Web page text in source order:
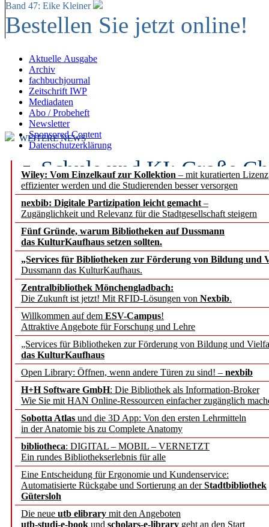
Band 47: Eike Kleiner
Bestellen Sie jetzt online!
Aktuelle Ausgabe
Archiv
fachbuchjournal
Zeitschrift IWP
Mediadaten
Abo / Probeheft
Newsletter
Sponsored Content
Datenschutzerklärung
Wiley: Vom Einzelkauf zur Kollektion – mit kuratierten
effizienter werden und die Studierenden besser versorgen
nexbib: Digitale Partizipation leicht gemacht –
Zugänglichkeit und Relevanz für die Stadtgesellschaft steigern
Fünf Gründe, warum Bibliotheken auf Dussmann
das KulturKaufhaus setzen sollten.
„Services für Bibliotheken zur Förderung von Bildung und
Dussmann das KulturKaufhaus.
Zentralbibliothek Mönchengladbach:
Die Zukunft ist jetzt! Mit RFID-Lösungen von Nexbib.
Willkommen auf dem ESV-Campus!
Attraktive Angebote für Forschung und Lehre
„Services für Bibliotheken zur Förderung von Bildung und
das KulturKaufhaus
Open Library: Öffnen, wenn andere Türen zu sind! – nexbib
H+H Software GmbH: Die Bibliothek als Information-Broker
Wie Sie mit HAN Online-Ressourcen einfacher zugänglich
Sobotta Atlas und die 3D App: Von den ersten Lehrmitteln
in der Anatomie bis zu Complete Anatomy
bibliotheca: DIGITAL – MOBIL – VERNETZT
Ein rundes Bibliothekserlebnis für alle
Eine Entscheidung für Ergonomie und Kundenservice:
Automatisierte Rückgabe und Sortierung an derStadtbibliothek
Gütersloh
Die neue utb elibrary mit den Angeboten
utb-studi-e-book und scholars-e-library geht an den Start
WEITERE NEWS
Schule und KI: Große
Voraussetzungen
Erfolgreiches erstes
Segment Research –
angepasst
konstruktiv!
Mohr Siebeck
und die Zeitschrift für
Francke Attempto
EBSCO Information
Recherchefunktionen in
Sorbisches Institut neu
Geschichte und